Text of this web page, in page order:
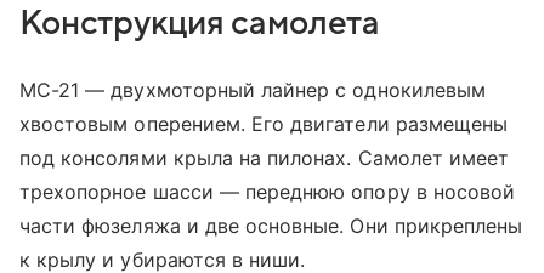
Конструкция самолета
МС-21 — двухмоторный лайнер с однокилевым
хвостовым оперением. Его двигатели размещены
под консолями крыла на пилонах. Самолет имеет
трехопорное шасси — переднюю опору в носовой
части фюзеляжа и две основные. Они прикреплены
к крылу и убираются в ниши.